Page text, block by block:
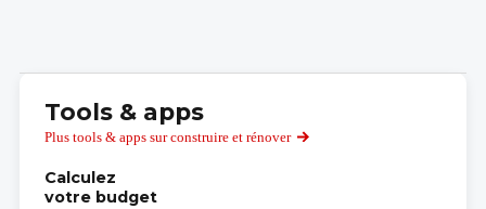
Tools & apps
Plus tools & apps sur construire et rénover
Calculez
votre budget